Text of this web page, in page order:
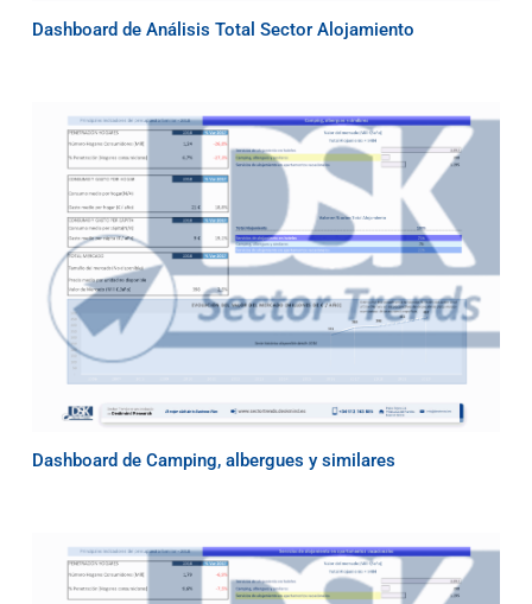
Dashboard de Análisis Total Sector Alojamiento
Dashboard de Camping, albergues y similares